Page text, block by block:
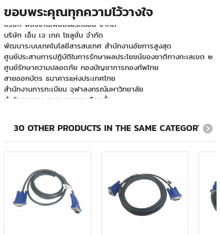
ขอบพระคุณทุกความไว้วางใจ
บริษัท ปูนซีเมนต์นครหลวง จำกัด (มหาชน)
บริษัท พลังงานเพื่อสิ่งแวดล้อม จำกัด
บริษัท เอ็น เจ เทค โซลูชั่น จำกัด
พัฒนาระบบเทคโนโลยีสารสนเทศ สำนักงานอัยการสูงสุด
ศูนย์ประสานการปฏิบัติในการรักษาผลประโยชน์ของชาติทางทะเลเขต ๒
ศูนย์รักษาความปลอดภัย กองบัญชาการกองทัพไทย
สายออกบัตร ธนาคารแห่งประเทศไทย
สำนักงานการทะเบียน จุฬาลงกรณ์มหาวิทยาลัย
สำนักงานคณะกรรมการการเลือกตั้ง
โรงพยาบาลจุฬารัตน์ หน่วยงานโทรโนโลยีสารสนเทศ
มหาวิทยาลัยสุโขทัยธรรมาธิราช
การไฟฟ้านครหลวง
การไฟฟ้าฝ่ายผลิตแห่งประเทศไทย
การไฟฟ้าส่วนภูมิภาค
การไฟฟ้าส่วนภูมิภาคสาขาหาดใหญ่
30 OTHER PRODUCTS IN THE SAME CATEGORY: